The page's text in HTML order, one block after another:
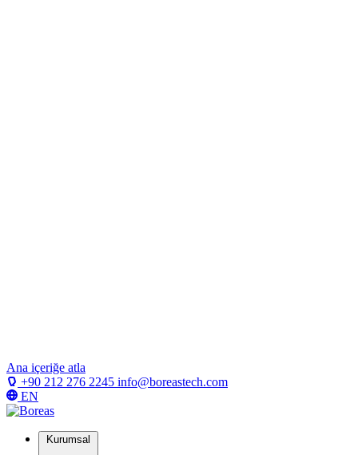
Ana içeriğe atla
+90 212 276 2245 info@boreastech.com
EN
Kurumsal